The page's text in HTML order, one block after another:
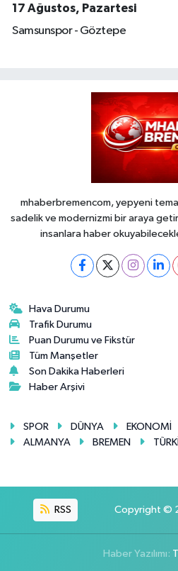
17 Ağustos, Pazartesi
Samsunspor - Göztepe
mhaberbremencom, yepyeni
sadelik ve modernizmi bir araya
insanlara haber
Hava Durumu
Trafik Durumu
Puan Durumu ve Fikstür
Tüm Manşetler
Son Dakika Haberleri
Haber Arşivi
SPOR DÜNYA EKONOMİ
ALMANYA
BREMEN
RSS Copyright ©
Haber Yazılımı: